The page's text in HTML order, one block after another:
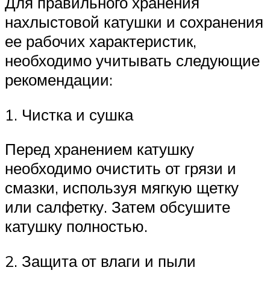
нахлыстовой катушки и сохранения
ее рабочих характеристик,
необходимо учитывать следующие
рекомендации:
1. Чистка и сушка
Перед хранением катушку
необходимо очистить от грязи и
смазки, используя мягкую щетку
или салфетку. Затем обсушите
катушку полностью.
2. Защита от влаги и пыли